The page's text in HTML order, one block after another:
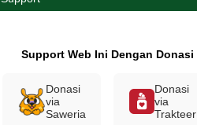
Support Web Ini Dengan Donasi
Donasi
via
Saweria
Donasi
via
Trakteer